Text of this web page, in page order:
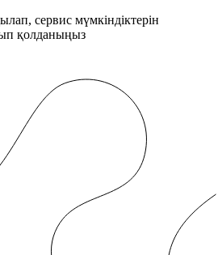
сервис мүмкіндіктерін
қолданыңыз